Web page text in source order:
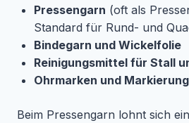
Pressengarn (oft als
Standard für Rund- und
Bindegarn und Wickelfolie
Reinigungsmittel für Stall
Ohrmarken und
Beim Pressengarn lohnt sich